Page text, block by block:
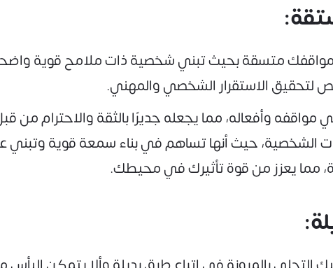
ومواقفك متسقة بحيث تبني شخصية ذات ملامح قوية
لتحقيق الاستقرار الشخصي والمهني.
وأفعاله، مما يجعله جديرًا بالثقة والاحترام من
الشخصية، حيث أنها تساهم في بناء سمعة قوية
مما يعزز من قوة تأثيرك في محيطك.